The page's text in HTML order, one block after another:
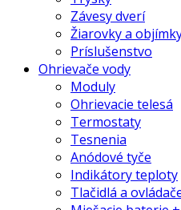
Závesy dverí
Žiarovky a
Príslušenstvo
Ohrievače vody
Moduly
Ohrievacie telesá
Termostaty
Tesnenia
Anódové tyče
Indikátory teploty
Tlačidlá a